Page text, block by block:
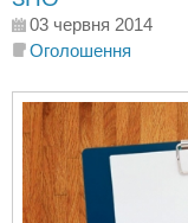
03 червня 2014
Оголошення